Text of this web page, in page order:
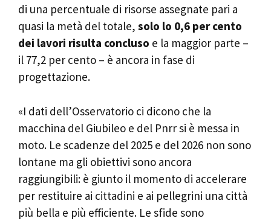
di una percentuale di risorse assegnate pari a
quasi la metà del totale, solo lo 0,6 per cento
dei lavori risulta concluso e la maggior parte –
il 77,2 per cento – è ancora in fase di
progettazione.
«I dati dell’Osservatorio ci dicono che la
macchina del Giubileo e del Pnrr si è messa in
moto. Le scadenze del 2025 e del 2026 non sono
lontane ma gli obiettivi sono ancora
raggiungibili: è giunto il momento di accelerare
per restituire ai cittadini e ai pellegrini una città
più bella e più efficiente. Le sfide sono